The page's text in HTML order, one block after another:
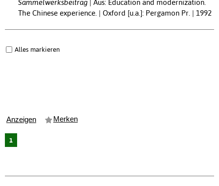
Sammelwerksbeitrag
Aus: Education and modernization.
The Chinese experience. | Oxford [u.a.]: Pergamon Pr. | 1992
Alles markieren
Anzeigen Merken
1